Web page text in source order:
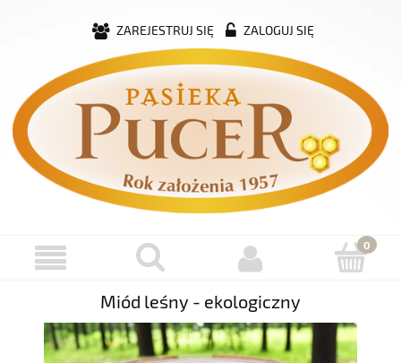
ZAREJESTRUJ SIĘ ZALOGUJ SIĘ
Miód leśny - ekologiczny